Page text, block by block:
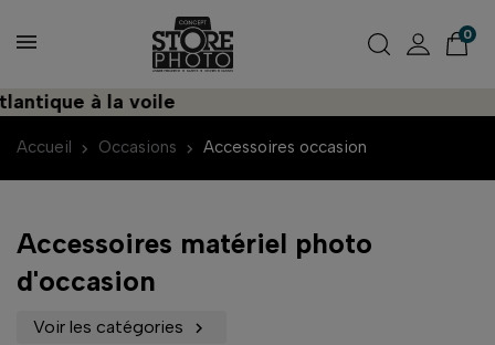
0
à la voile
Accueil Occasions Accessoires occasion
Accessoires matériel photo
d'occasion
Voir les catégories 